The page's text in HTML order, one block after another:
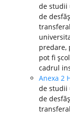
de studii
de
predare,
pot fi
cadrul
Anexa 2
de studii
de